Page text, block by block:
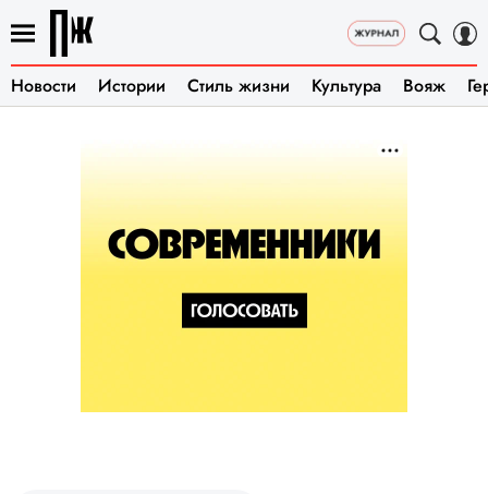
Новости Истории Стиль жизни Культура Вояж